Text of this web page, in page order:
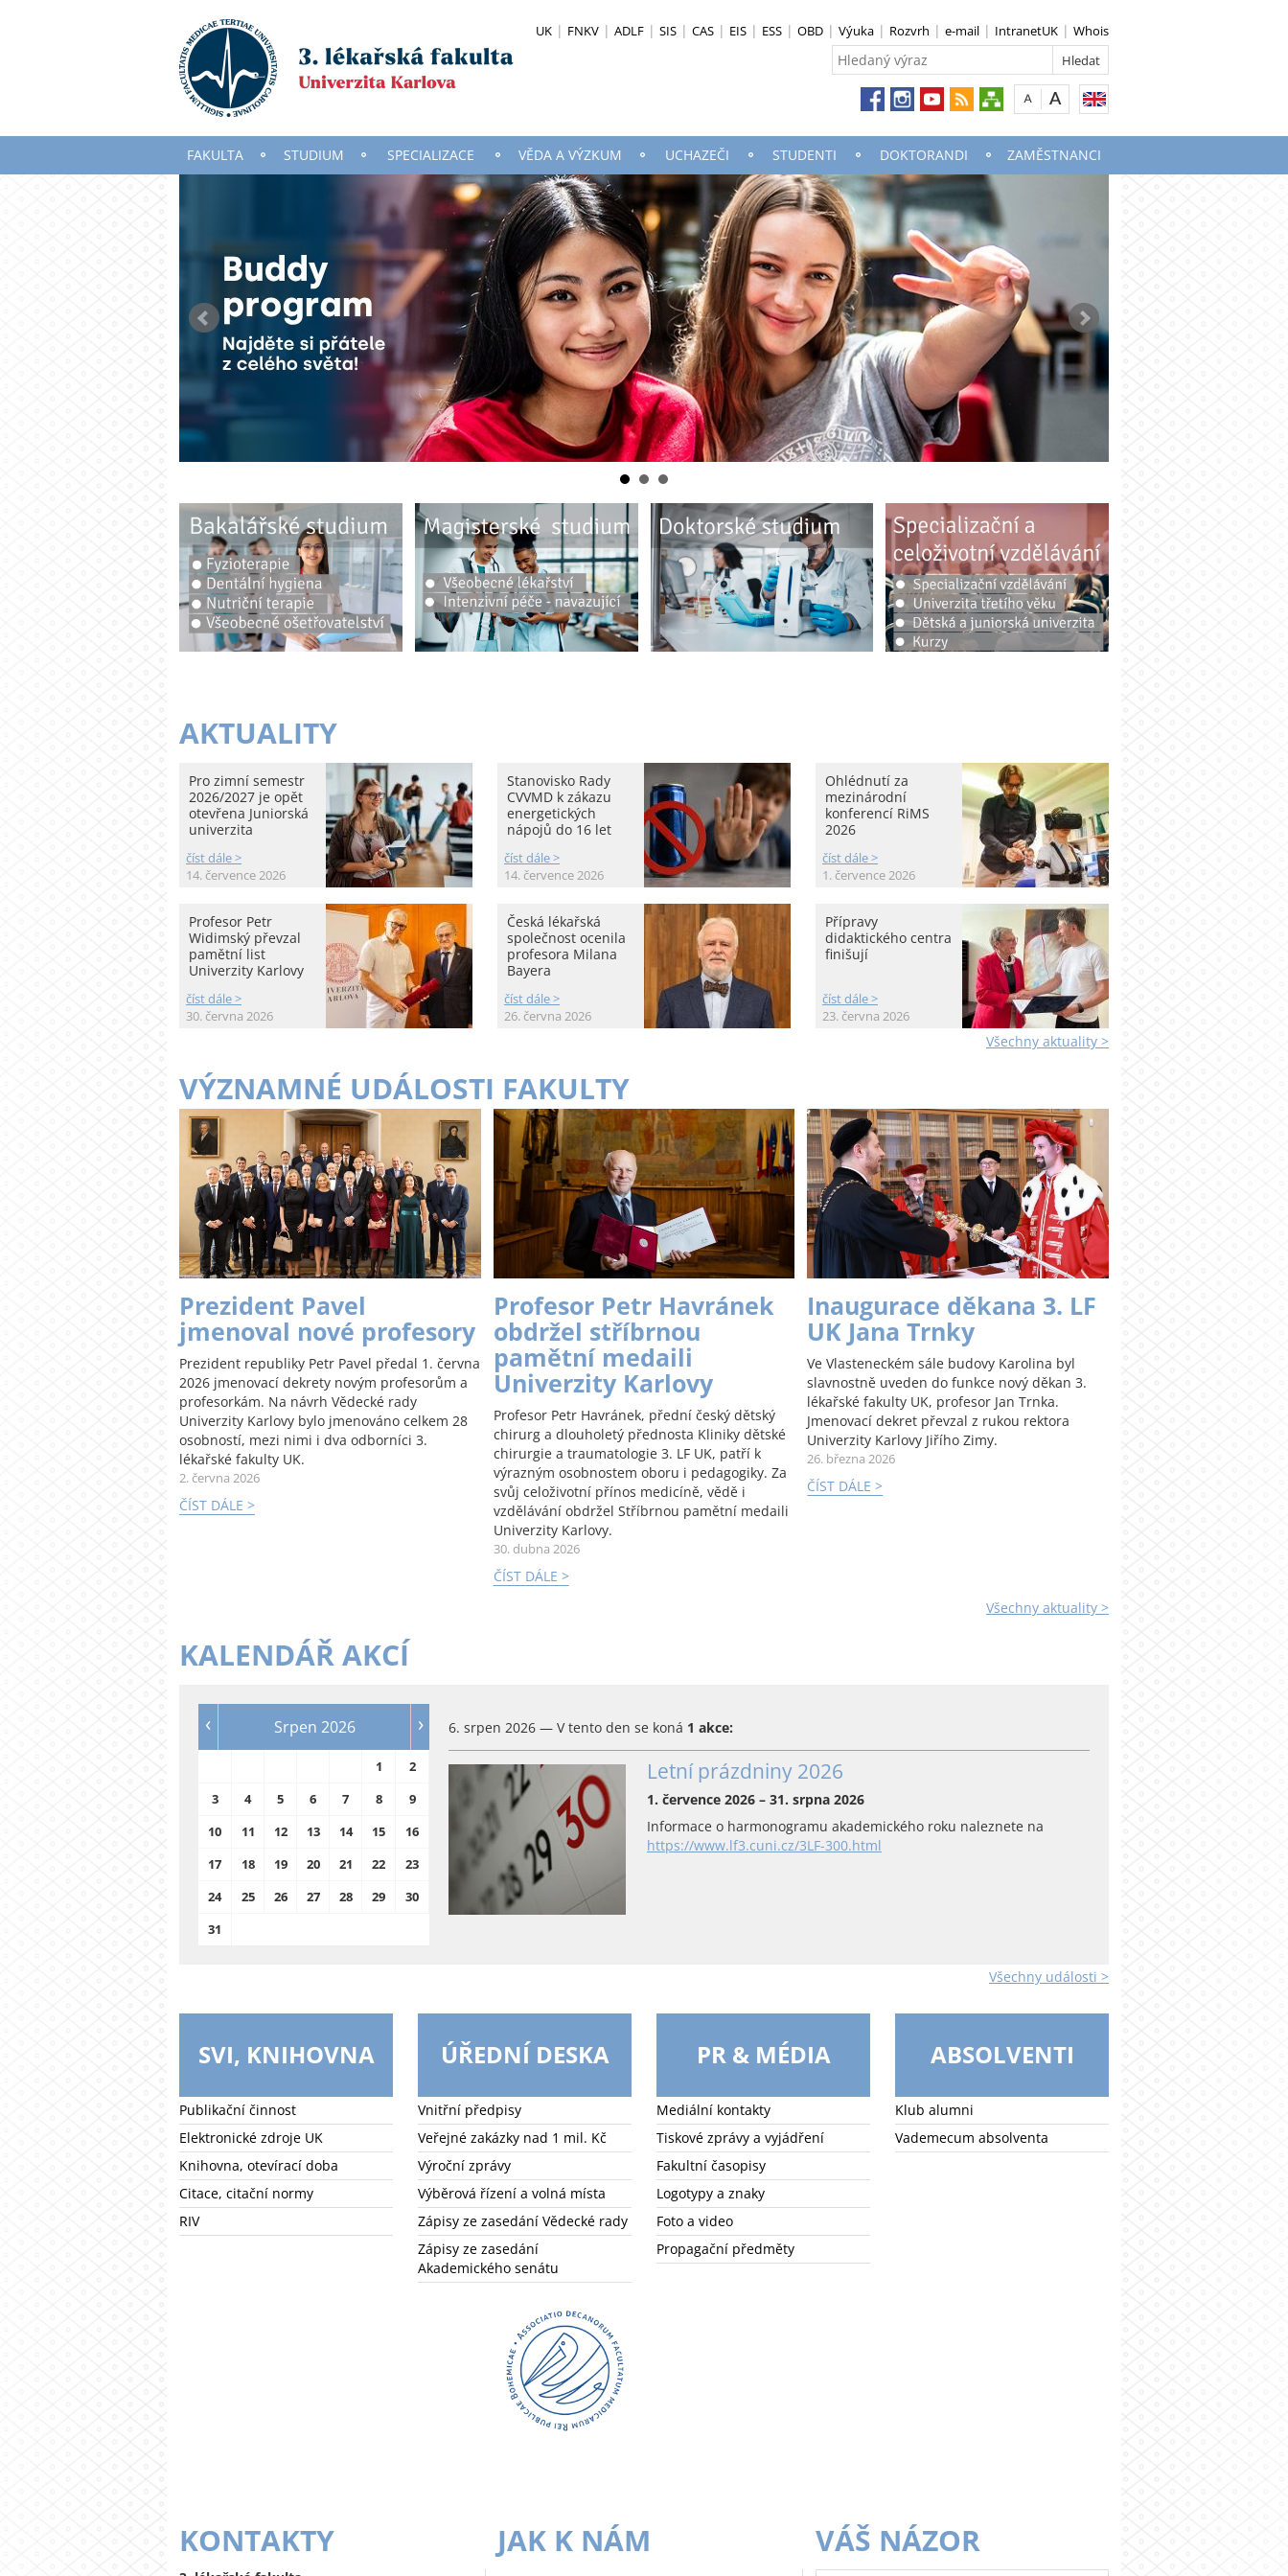
UK FNKV ADLF SIS CAS EIS ESS OBD Výuka Rozvrh e-mail IntranetUK Whois
FAKULTA STUDIUM SPECIALIZACE VĚDA A VÝZKUM UCHAZEČI STUDENTI DOKTORANDI ZAMĚSTNANCI
AKTUALITY
Pro zimní semestr
2026/2027 je opět
otevřena Juniorská
univerzita
číst dále >
14. července 2026
Stanovisko Rady
CVVMD k zákazu
energetických
nápojů do 16 let
číst dále >
14. července 2026
Ohlédnutí za
mezinárodní
konferencí RiMS
2026
číst dále >
1. července 2026
Profesor Petr
Widimský převzal
pamětní list
Univerzity Karlovy
číst dále >
30. června 2026
Česká lékařská
společnost ocenila
profesora Milana
Bayera
číst dále >
26. června 2026
Přípravy
didaktického centra
finišují
číst dále >
23. června 2026
Všechny aktuality >
VÝZNAMNÉ UDÁLOSTI FAKULTY
Prezident Pavel
jmenoval nové profesory
Prezident republiky Petr Pavel předal 1. června
2026 jmenovací dekrety novým profesorům a
profesorkám. Na návrh Vědecké rady
Univerzity Karlovy bylo jmenováno celkem 28
osobností, mezi nimi i dva odborníci 3.
lékařské fakulty UK.
2. června 2026
ČÍST DÁLE >
Profesor Petr Havránek
obdržel stříbrnou
pamětní medaili
Univerzity Karlovy
Profesor Petr Havránek, přední český dětský
chirurg a dlouholetý přednosta Kliniky dětské
chirurgie a traumatologie 3. LF UK, patří k
výrazným osobnostem oboru i pedagogiky. Za
svůj celoživotní přínos medicíně, vědě i
vzdělávání obdržel Stříbrnou pamětní medaili
Univerzity Karlovy.
30. dubna 2026
ČÍST DÁLE >
Inaugurace děkana 3. LF
UK Jana Trnky
Ve Vlasteneckém sále budovy Karolina byl
slavnostně uveden do funkce nový děkan 3.
lékařské fakulty UK, profesor Jan Trnka.
Jmenovací dekret převzal z rukou rektora
Univerzity Karlovy Jiřího Zimy.
26. března 2026
ČÍST DÁLE >
Všechny aktuality >
KALENDÁŘ AKCÍ
‹ Srpen 2026 ›
1
2
3
4 5 6 7 8
9
10
11 12 13 14 15
16
17
18 19 20 21 22
23
24
25 26 27 28 29
30
31
6. srpen 2026 — V tento den se koná 1 akce:
Letní prázdniny 2026
1. července 2026 – 31. srpna 2026
Informace o harmonogramu akademického roku naleznete na
https://www.lf3.cuni.cz/3LF-300.html
Všechny události >
SVI, KNIHOVNA
Publikační činnost
Elektronické zdroje UK
Knihovna, otevírací doba
Citace, citační normy
RIV
ÚŘEDNÍ DESKA
Vnitřní předpisy
Veřejné zakázky nad 1 mil. Kč
Výroční zprávy
Výběrová řízení a volná místa
Zápisy ze zasedání Vědecké rady
Zápisy ze zasedání
Akademického senátu
PR & MÉDIA
Mediální kontakty
Tiskové zprávy a vyjádření
Fakultní časopisy
Logotypy a znaky
Foto a video
Propagační předměty
ABSOLVENTI
Klub alumni
Vademecum absolventa
KONTAKTY JAK K NÁM VÁŠ NÁZOR